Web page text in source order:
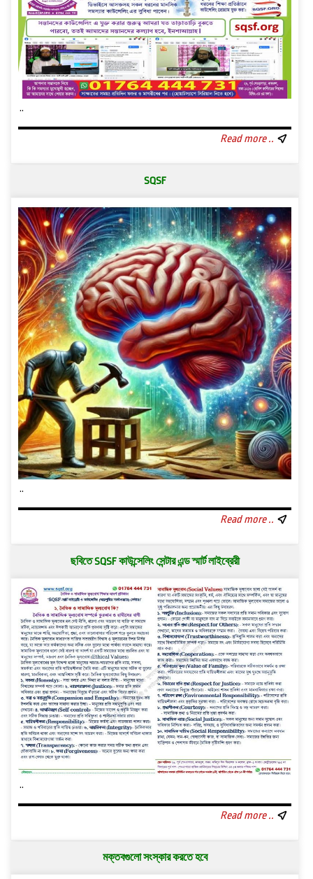
..
Read more ..
SQSF
..
Read more ..
ছবিতে SQSF কাউন্সেলিং সেন্টার এন্ড স্মার্ট লাইব্রেরী
..
Read more ..
মক্তবগুলো সংস্কার করতে হবে